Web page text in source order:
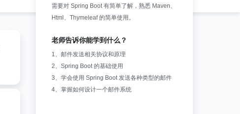
需要对 Spring Boot 有简单了解，熟悉 Maven、
Html、Thymeleaf 的简单使用。
老师告诉你能学到什么？
1、邮件发送相关协议和原理
2、Spring Boot 的基础使用
3、学会使用 Spring Boot 发送各种类型的邮件
4、掌握如何设计一个邮件系统